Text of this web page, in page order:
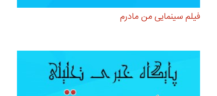
فیلم سینمایی من مادرم